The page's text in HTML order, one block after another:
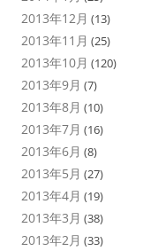
2013年12月 (13)
2013年11月 (25)
2013年10月 (120)
2013年9月 (7)
2013年8月 (10)
2013年7月 (16)
2013年6月 (8)
2013年5月 (27)
2013年4月 (19)
2013年3月 (38)
2013年2月 (33)